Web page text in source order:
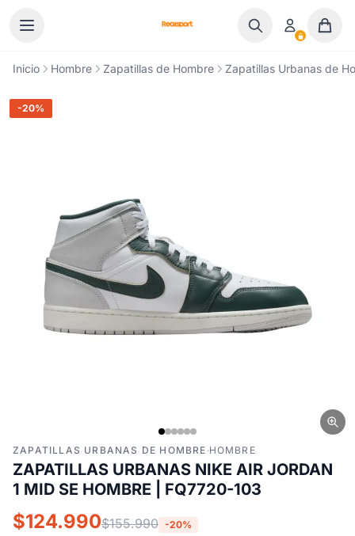
Inicio Hombre Zapatillas de Hombre Zapatillas Urbanas de
-20%
ZAPATILLAS URBANAS DE HOMBRE ·HOMBRE
ZAPATILLAS URBANAS NIKE AIR JORDAN
1 MID SE HOMBRE | FQ7720-103
$124.990$155.990 -20%